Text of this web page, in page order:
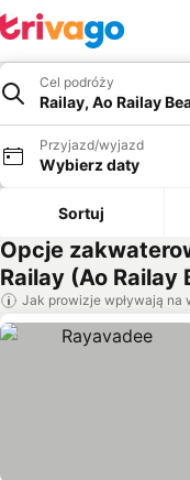
Cel podróży
Railay, Ao Railay
Przyjazd/wyjazd
Wybierz daty
Sortuj
Opcje
Railay (Ao Railay
Jak prowizje wpływają